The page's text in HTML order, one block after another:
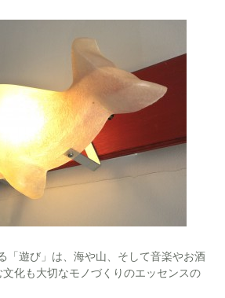
「遊び」は、海や山、そして音楽やお酒
化も大切なモノづくりのエッセンスの